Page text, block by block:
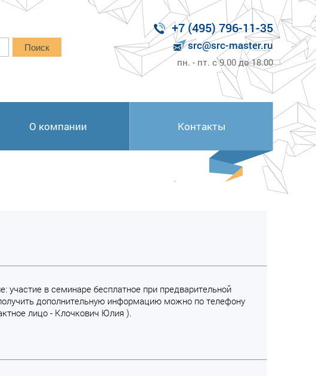
Поиск
+7 (495) 796-11-35
src@src-master.ru
пн. - пт. с 9.00 до 18.00
О компании Контакты
участие в семинаре бесплатное при предварительной
дополнительную информацию можно по телефону
лицо - Клочкович Юлия ).